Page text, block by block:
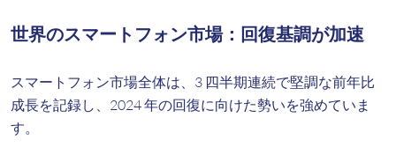
世界のスマートフォン市場：回復基調が加速
スマートフォン市場全体は、3 四半期連続で堅調な前年比
成長を記録し、2024 年の回復に向けた勢いを強めていま
す。